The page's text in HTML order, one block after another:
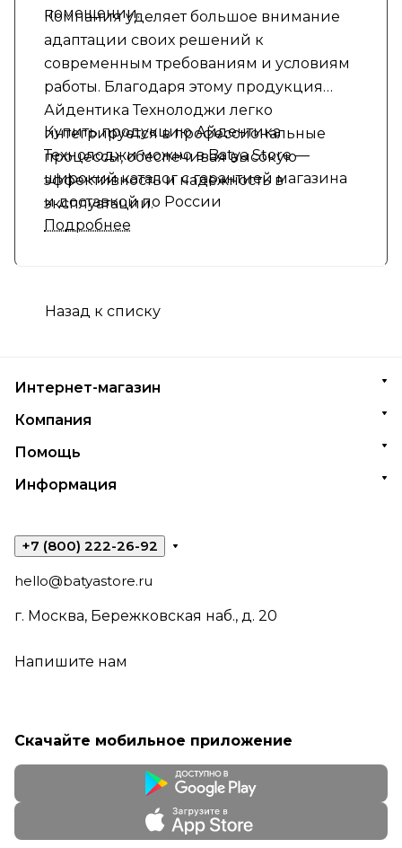
помещении.
Компания уделяет большое внимание
адаптации своих решений к
современным требованиям и условиям
работы. Благодаря этому продукция
Айдентика Технолоджи легко
интегрируется в профессиональные
процессы, обеспечивая высокую
эффективность и надежность в
эксплуатации.
Купить продукцию Айдентика
Технолоджи можно в Batya Store —
широкий каталог с гарантией магазина
и доставкой по России
Подробнее
Назад к списку
Интернет-магазин
Компания
Помощь
Информация
+7 (800) 222-26-92
hello@batyastore.ru
г. Москва, Бережковская наб., д. 20
Напишите нам
Скачайте мобильное приложение